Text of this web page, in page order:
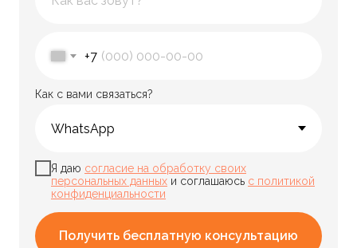
+7
Как с вами связаться?
Я даю согласие на обработку своих
персональных данных и соглашаюсь с политикой
конфиденциальности
Получить бесплатную консультацию